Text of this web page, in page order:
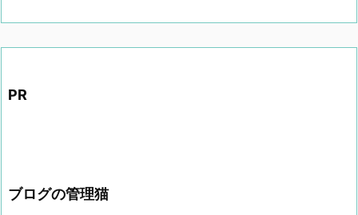
PR
ブログの管理猫